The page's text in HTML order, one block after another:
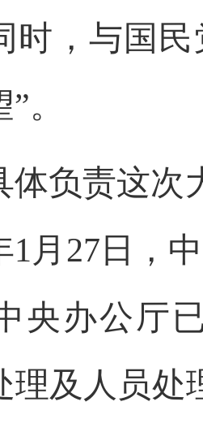
时，与国
。
体负责这次
1月27日，
央办公厅
理及人员处